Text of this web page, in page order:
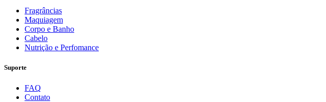
Fragrâncias
Maquiagem
Corpo e Banho
Cabelo
Nutrição e Perfomance
Suporte
FAQ
Contato